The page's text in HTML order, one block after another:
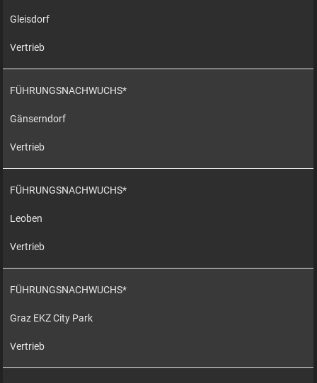
Gleisdorf
Vertrieb
FÜHRUNGSNACHWUCHS*
Gänserndorf
Vertrieb
FÜHRUNGSNACHWUCHS*
Leoben
Vertrieb
FÜHRUNGSNACHWUCHS*
Graz EKZ City Park
Vertrieb